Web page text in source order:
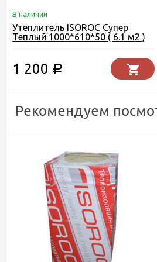
В наличии
Утеплитель ISOROC Супер
Теплый 1000*610*50 ( 6.1 м2 )
1 200 Р
Рекомендуем